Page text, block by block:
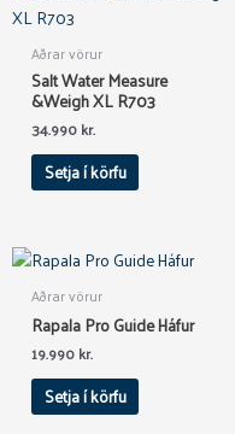
Aðrar vörur
Salt Water Measure
&Weigh XL R703
34.990kr.
Setja í körfu
Aðrar vörur
Rapala Pro Guide Háfur
19.990kr.
Setja í körfu